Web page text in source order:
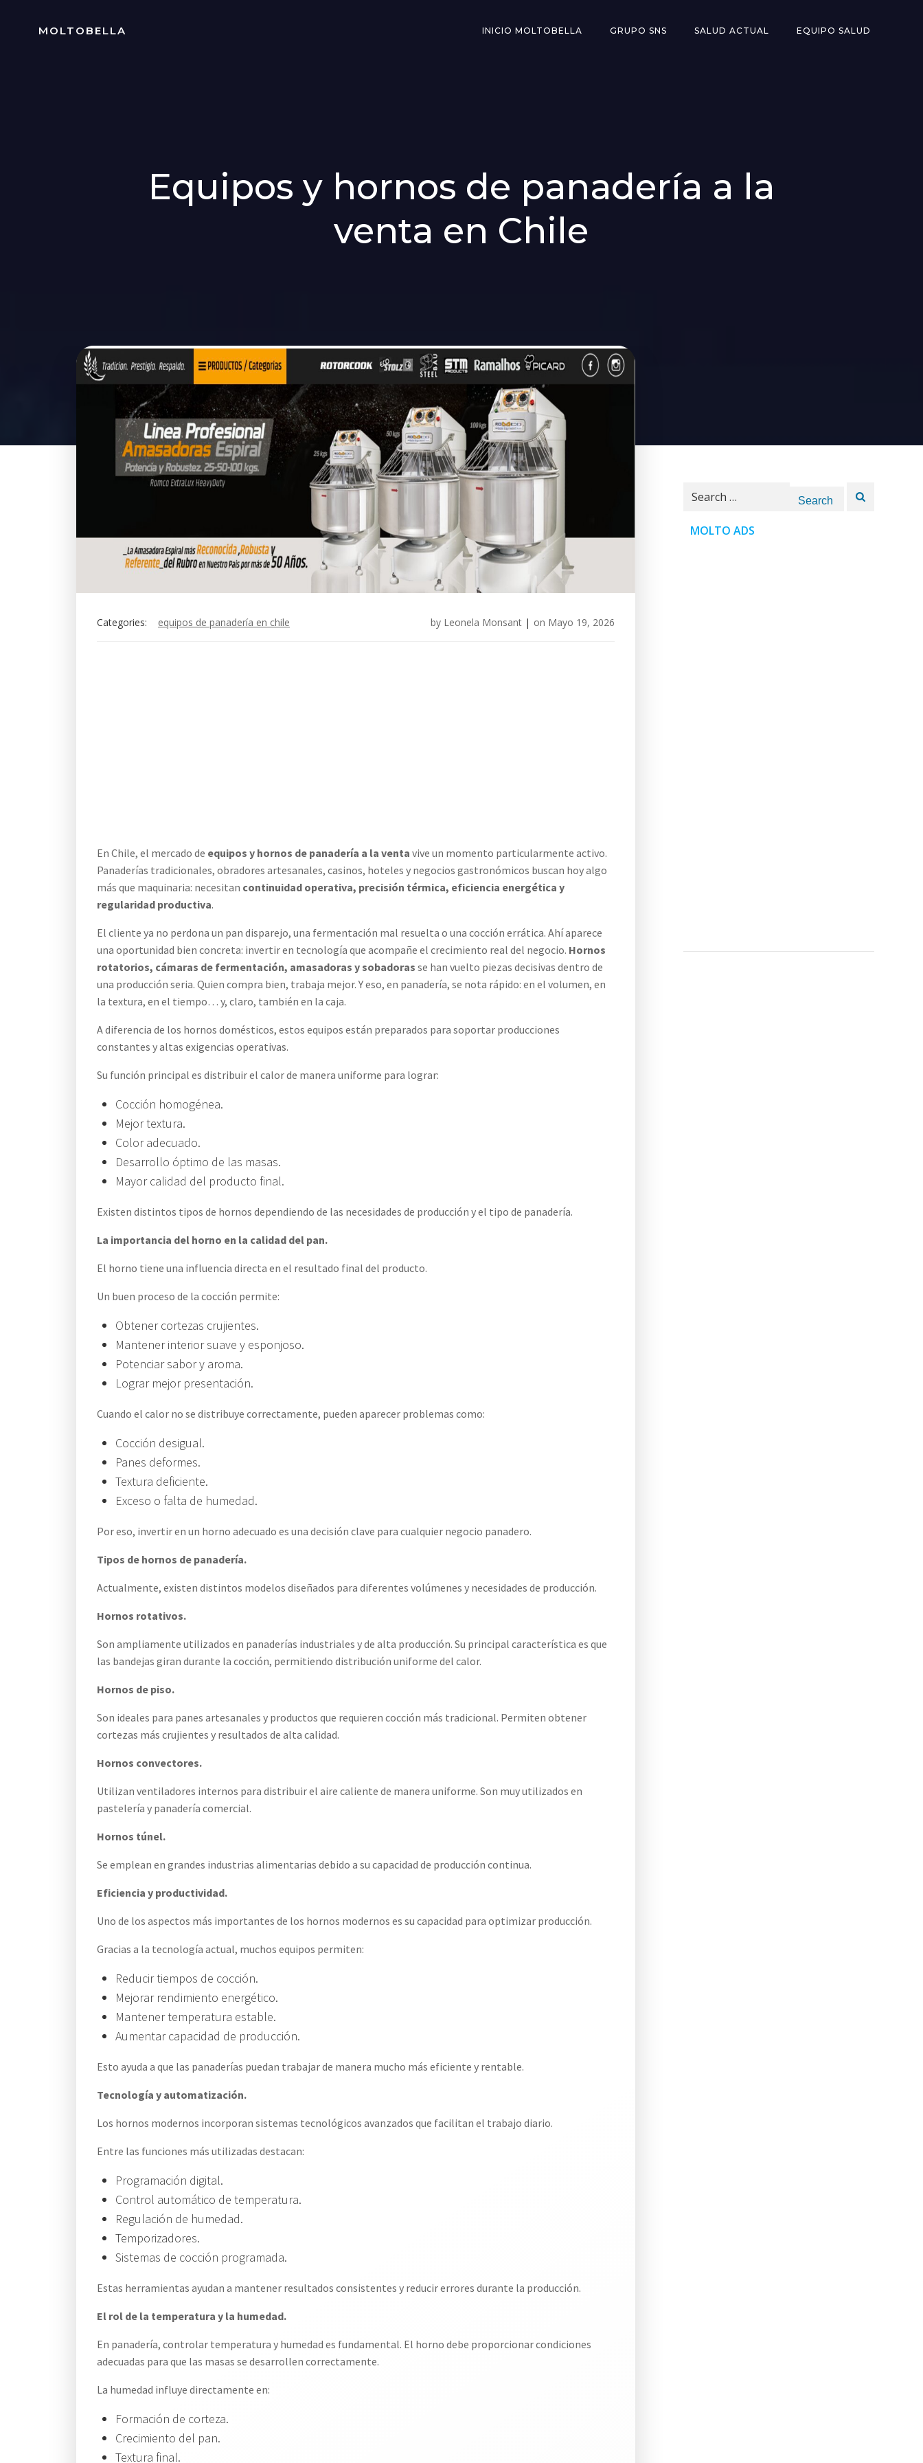
MOLTOBELLA INICIO MOLTOBELLA GRUPO SNS SALUD ACTUAL EQUIPO SALUD
Equipos y hornos de panadería a la
venta en Chile
Categories: equipos de panadería en chile by Leonela Monsant | on Mayo 19, 2026
En Chile, el mercado de equipos y hornos de panadería a la venta vive un momento particularmente activo.
Panaderías tradicionales, obradores artesanales, casinos, hoteles y negocios gastronómicos buscan hoy algo
más que maquinaria: necesitan continuidad operativa, precisión térmica, eficiencia energética y
regularidad productiva.
El cliente ya no perdona un pan disparejo, una fermentación mal resuelta o una cocción errática. Ahí aparece
una oportunidad bien concreta: invertir en tecnología que acompañe el crecimiento real del negocio. Hornos
rotatorios, cámaras de fermentación, amasadoras y sobadoras se han vuelto piezas decisivas dentro de
una producción seria. Quien compra bien, trabaja mejor. Y eso, en panadería, se nota rápido: en el volumen, en
la textura, en el tiempo… y, claro, también en la caja.
A diferencia de los hornos domésticos, estos equipos están preparados para soportar producciones
constantes y altas exigencias operativas.
Su función principal es distribuir el calor de manera uniforme para lograr:
Cocción homogénea.
Mejor textura.
Color adecuado.
Desarrollo óptimo de las masas.
Mayor calidad del producto final.
Existen distintos tipos de hornos dependiendo de las necesidades de producción y el tipo de panadería.
La importancia del horno en la calidad del pan.
El horno tiene una influencia directa en el resultado final del producto.
Un buen proceso de la cocción permite:
Obtener cortezas crujientes.
Mantener interior suave y esponjoso.
Potenciar sabor y aroma.
Lograr mejor presentación.
Cuando el calor no se distribuye correctamente, pueden aparecer problemas como:
Cocción desigual.
Panes deformes.
Textura deficiente.
Exceso o falta de humedad.
Por eso, invertir en un horno adecuado es una decisión clave para cualquier negocio panadero.
Tipos de hornos de panadería.
Actualmente, existen distintos modelos diseñados para diferentes volúmenes y necesidades de producción.
Hornos rotativos.
Son ampliamente utilizados en panaderías industriales y de alta producción. Su principal característica es que
las bandejas giran durante la cocción, permitiendo distribución uniforme del calor.
Hornos de piso.
Son ideales para panes artesanales y productos que requieren cocción más tradicional. Permiten obtener
cortezas más crujientes y resultados de alta calidad.
Hornos convectores.
Utilizan ventiladores internos para distribuir el aire caliente de manera uniforme. Son muy utilizados en
pastelería y panadería comercial.
Hornos túnel.
Se emplean en grandes industrias alimentarias debido a su capacidad de producción continua.
Eficiencia y productividad.
Uno de los aspectos más importantes de los hornos modernos es su capacidad para optimizar producción.
Gracias a la tecnología actual, muchos equipos permiten:
Reducir tiempos de cocción.
Mejorar rendimiento energético.
Mantener temperatura estable.
Aumentar capacidad de producción.
Esto ayuda a que las panaderías puedan trabajar de manera mucho más eficiente y rentable.
Tecnología y automatización.
Los hornos modernos incorporan sistemas tecnológicos avanzados que facilitan el trabajo diario.
Entre las funciones más utilizadas destacan:
Programación digital.
Control automático de temperatura.
Regulación de humedad.
Temporizadores.
Sistemas de cocción programada.
Estas herramientas ayudan a mantener resultados consistentes y reducir errores durante la producción.
El rol de la temperatura y la humedad.
En panadería, controlar temperatura y humedad es fundamental. El horno debe proporcionar condiciones
adecuadas para que las masas se desarrollen correctamente.
La humedad influye directamente en:
Formación de corteza.
Crecimiento del pan.
Textura final.
Search
MOLTO ADS